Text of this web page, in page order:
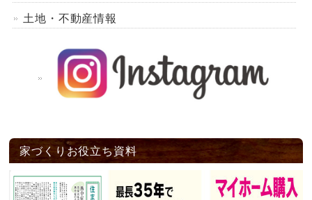
土地・不動産情報
家づくりお役立ち資料